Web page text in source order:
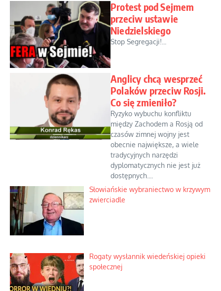
Protest pod Sejmem
przeciw ustawie
Niedzielskiego
Stop Segregacji!...
Anglicy chcą wesprzeć
Polaków przeciw Rosji.
Co się zmieniło?
Ryzyko wybuchu konfliktu
między Zachodem a Rosją od
czasów zimnej wojny jest
obecnie największe, a wiele
tradycyjnych narzędzi
dyplomatycznych nie jest już
dostępnych....